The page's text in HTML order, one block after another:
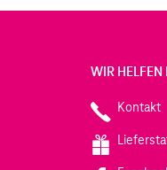
WIR HELFEN
Kontakt